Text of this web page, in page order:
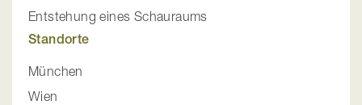
Entstehung eines Schauraums
Standorte
München
Wien